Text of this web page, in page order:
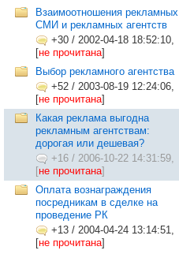
Взаимоотношения рекламных
СМИ и рекламных агентств
+30 / 2002-04-18 18:52:10,
[не прочитана]
Выбор рекламного агентства
+52 / 2003-08-19 12:24:06,
[не прочитана]
Какая реклама выгодна
рекламным агентствам:
дорогая или дешевая?
+16 / 2006-10-22 14:31:59,
[не прочитана]
Оплата вознаграждения
посредникам в сделке на
проведение РК
+13 / 2004-04-24 13:14:51,
[не прочитана]